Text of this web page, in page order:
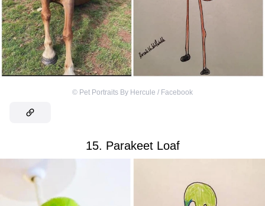
© Pet Portraits By Hercule / Facebook
15. Parakeet Loaf